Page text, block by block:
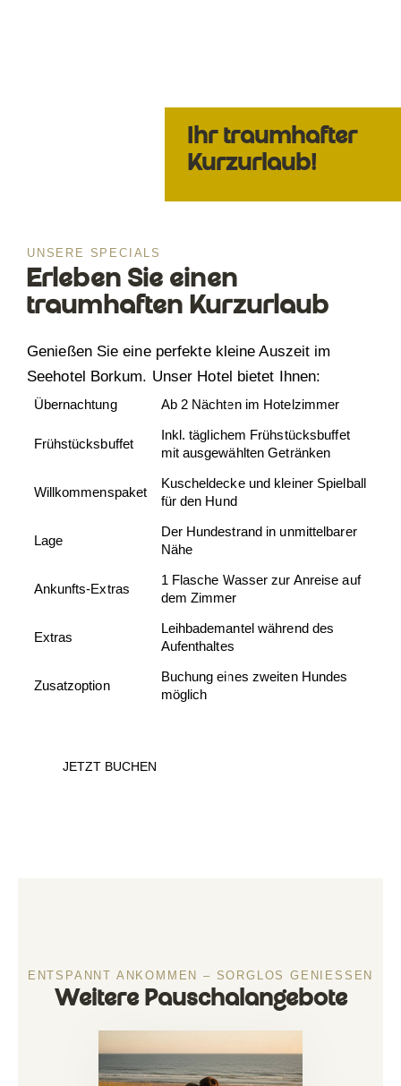
Ihr traumhafter
Kurzurlaub!
UNSERE SPECIALS
Erleben Sie einen
traumhaften Kurzurlaub
Genießen Sie eine perfekte kleine Auszeit im
Seehotel Borkum. Unser Hotel bietet Ihnen:
Übernachtung Ab 2 Nächten im Hotelzimmer
Frühstücksbuffet
Inkl. täglichem Frühstücksbuffet
mit ausgewählten Getränken
Willkommenspaket
Kuscheldecke und kleiner Spielball
für den Hund
Lage
Der Hundestrand in unmittelbarer
Nähe
Ankunfts-Extras
1 Flasche Wasser zur Anreise auf
dem Zimmer
Extras
Leihbademantel während des
Aufenthaltes
Zusatzoption
Buchung eines zweiten Hundes
möglich
JETZT BUCHEN
ENTSPANNT ANKOMMEN – SORGLOS GENIESSEN
Weitere Pauschalangebote